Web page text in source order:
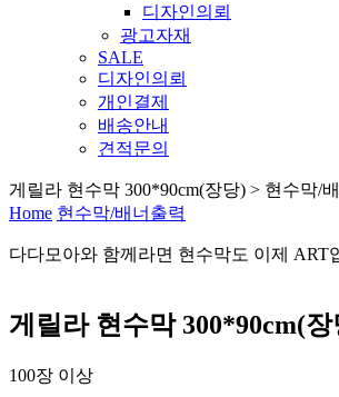
디자인의뢰
광고자재
SALE
디자인의뢰
개인결제
배송안내
견적문의
게릴라 현수막 300*90cm(장당) > 현수막/
Home 현수막/배너출력
다다모아와 함께라면 현수막도 이제 ART
게릴라 현수막 300*90cm(장
100장 이상